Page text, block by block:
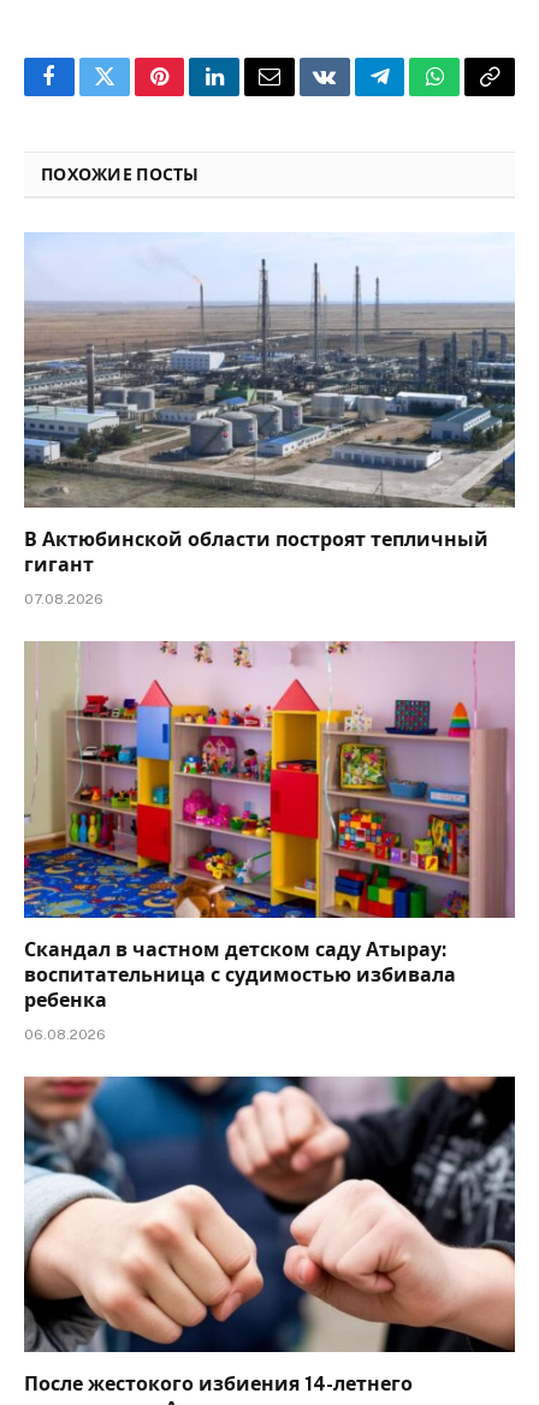
FacebookTwitterPinterestLinkedInEmailVKontakteTelegramWhatsApp
Copy
ПОХОЖИЕ ПОСТЫ
В Актюбинской области построят тепличный
гигант
07.08.2026
Скандал в частном детском саду Атырау:
воспитательница с судимостью избивала
ребенка
06.08.2026
После жестокого избиения 14-летнего